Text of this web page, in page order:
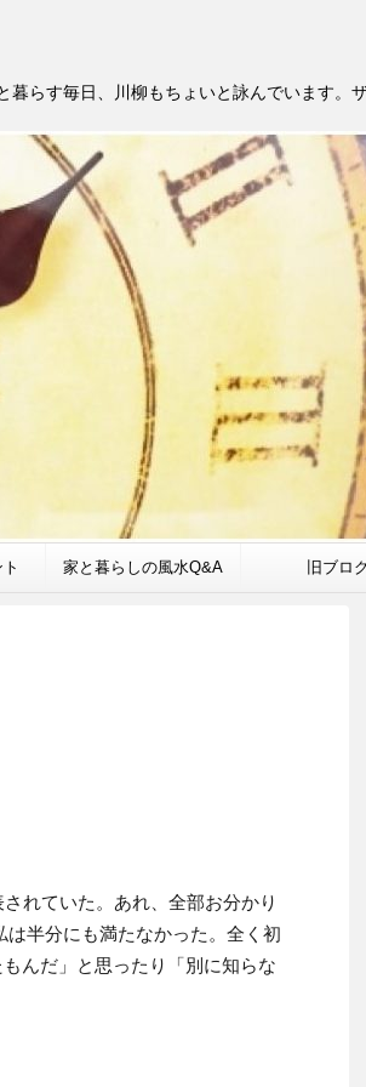
らす毎日、川柳もちょいと詠んでいます。
家と暮らしの風水Q&A 旧ブロ
れていた。あれ、全部お分かり
半分にも満たなかった。全く初
んだ」と思ったり「別に知らな